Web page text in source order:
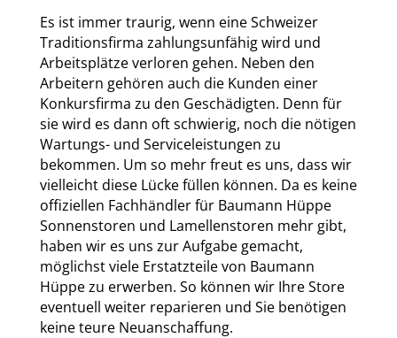
Es ist immer traurig, wenn eine Schweizer
Traditionsfirma zahlungsunfähig wird und
Arbeitsplätze verloren gehen. Neben den
Arbeitern gehören auch die Kunden einer
Konkursfirma zu den Geschädigten. Denn für
sie wird es dann oft schwierig, noch die nötigen
Wartungs- und Serviceleistungen zu
bekommen. Um so mehr freut es uns, dass wir
vielleicht diese Lücke füllen können. Da es keine
offiziellen Fachhändler für Baumann Hüppe
Sonnenstoren und Lamellenstoren mehr gibt,
haben wir es uns zur Aufgabe gemacht,
möglichst viele Erstatzteile von Baumann
Hüppe zu erwerben. So können wir Ihre Store
eventuell weiter reparieren und Sie benötigen
keine teure Neuanschaffung.